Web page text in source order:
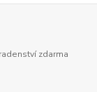
zdarma